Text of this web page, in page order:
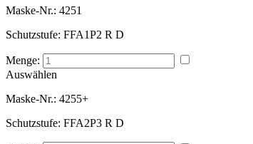
Maske-Nr.: 4251
Schutzstufe: FFA1P2 R D
Menge:
Auswählen
Maske-Nr.: 4255+
Schutzstufe: FFA2P3 R D